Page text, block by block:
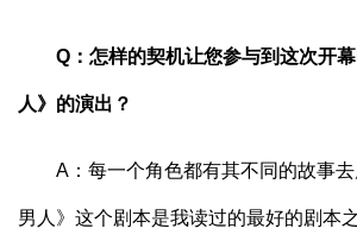
Q：怎样的契机让您参与到这次开
人》的演出？
A：每一个角色都有其不同的故事去
男人》这个剧本是我读过的最好的剧本